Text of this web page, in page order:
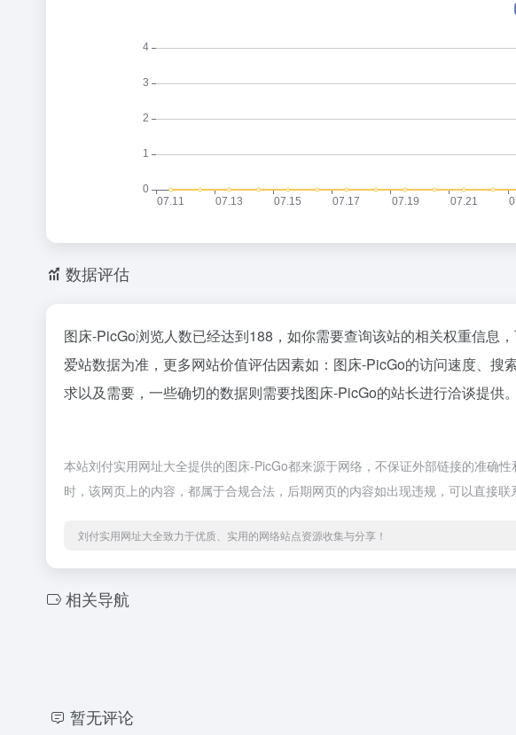
数据评估
图床-PicGo浏览人数已经达到188，如你需要查询该站的相关权重信息
爱站数据为准，更多网站价值评估因素如：图床-PicGo的访问速度、
求以及需要，一些确切的数据则需要找图床-PicGo的站长进行洽谈提供
本站刘付实用网址大全提供的图床-PicGo都来源于网络，不保证外部链接的准确
时，该网页上的内容，都属于合规合法，后期网页的内容如出现违规，可以直接
刘付实用网址大全致力于优质、实用的网络站点资源收集与分享！
相关导航
暂无评论